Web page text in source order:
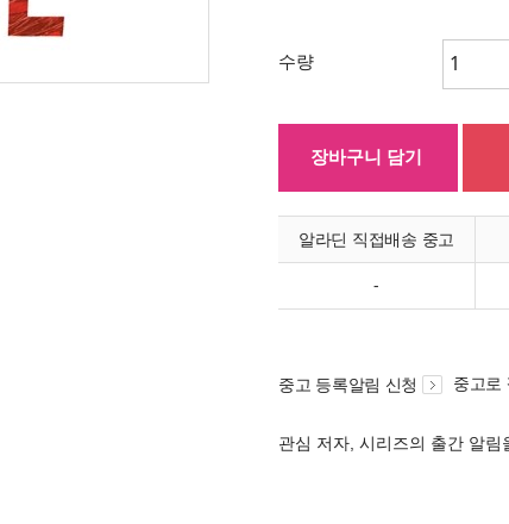
수량
장바구니 담기
알라딘 직접배송 중고
-
중고 등록알림 신청 중고로
관심 저자, 시리즈의 출간 알림